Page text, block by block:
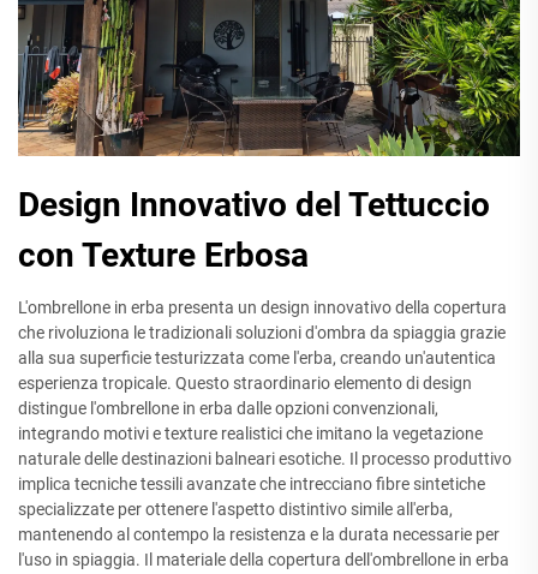
Design Innovativo del Tettuccio
con Texture Erbosa
L'ombrellone in erba presenta un design innovativo della copertura
che rivoluziona le tradizionali soluzioni d'ombra da spiaggia grazie
alla sua superficie testurizzata come l'erba, creando un'autentica
esperienza tropicale. Questo straordinario elemento di design
distingue l'ombrellone in erba dalle opzioni convenzionali,
integrando motivi e texture realistici che imitano la vegetazione
naturale delle destinazioni balneari esotiche. Il processo produttivo
implica tecniche tessili avanzate che intrecciano fibre sintetiche
specializzate per ottenere l'aspetto distintivo simile all'erba,
mantenendo al contempo la resistenza e la durata necessarie per
l'uso in spiaggia. Il materiale della copertura dell'ombrellone in erba